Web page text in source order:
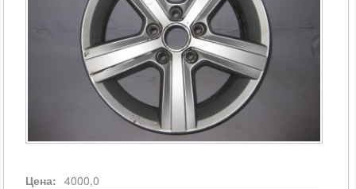
Цена: 4000,0